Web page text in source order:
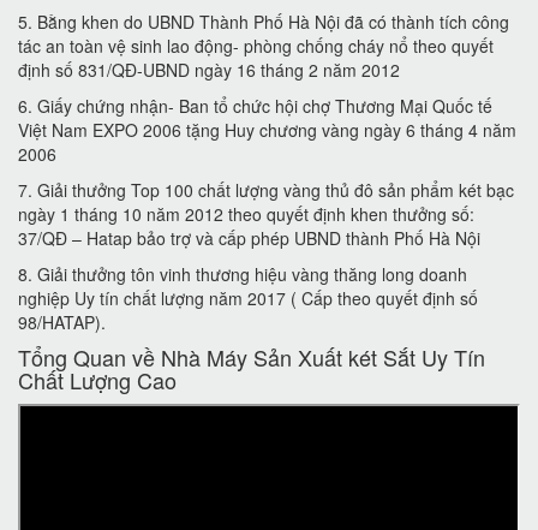
5. Bằng khen do UBND Thành Phố Hà Nội đã có thành tích công
tác an toàn vệ sinh lao động- phòng chống cháy nổ theo quyết
định số 831/QĐ-UBND ngày 16 tháng 2 năm 2012
6. Giấy chứng nhận- Ban tổ chức hội chợ Thương Mại Quốc tế
Việt Nam EXPO 2006 tặng Huy chương vàng ngày 6 tháng 4 năm
2006
7. Giải thưởng Top 100 chất lượng vàng thủ đô sản phẩm két bạc
ngày 1 tháng 10 năm 2012 theo quyết định khen thưởng số:
37/QĐ – Hatap bảo trợ và cấp phép UBND thành Phố Hà Nội
8. Giải thưởng tôn vinh thương hiệu vàng thăng long doanh
nghiệp Uy tín chất lượng năm 2017 ( Cấp theo quyết định số
98/HATAP).
Tổng Quan về Nhà Máy Sản Xuất két Sắt Uy Tín
Chất Lượng Cao